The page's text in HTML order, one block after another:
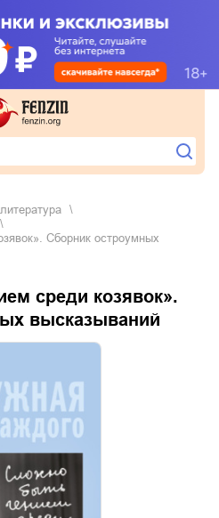
Сборник остроумных
среди козявок».
высказываний